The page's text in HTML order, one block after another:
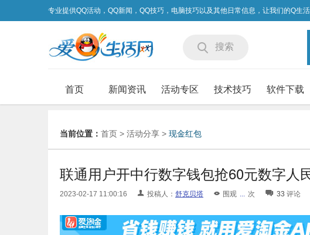
专业提供QQ活动，QQ新闻，QQ技巧，电脑技巧以及其他日常信息，让我们的Q生活
搜索
首页 新闻资讯 活动专区 技术技巧 软件下载
当前位置： 首页 > 活动分享 > 现金红包
联通用户开中行数字钱包抢60元数字人
2023-02-17 11:00:16 投稿人： 舒克贝塔 围观 ... 次 33 评论